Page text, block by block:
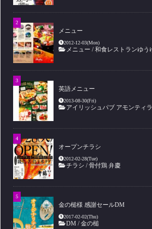
メニュー
2012-12-03(Mon)
メニュー /和食レストランゆう
英語メニュー
2013-08-30(Fri)
アイリッシュパブ アモンティ
オープンチラシ
2012-02-28(Tue)
チラシ /骨付鶏 弁慶
金の槌様 感謝セールDM
2017-02-02(Thu)
DM /金の槌